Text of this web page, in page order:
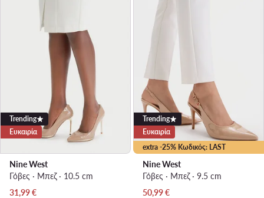
Trending
Ευκαιρία
Nine West
Γόβες · Μπεζ · 10.5 cm
Τρέχουσα τιμή
31,99€
extra -25% Κωδικός: LAST
Trending
Ευκαιρία
Nine West
Γόβες · Μπεζ · 9.5 cm
Τρέχουσα τιμή
50,99€